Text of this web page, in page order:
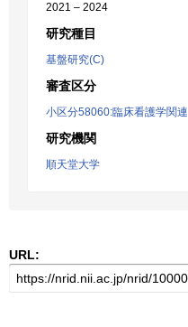
2021 – 2024
研究種目
基盤研究(C)
審査区分
小区分58060:臨床看護学関連
研究機関
順天堂大学
URL: